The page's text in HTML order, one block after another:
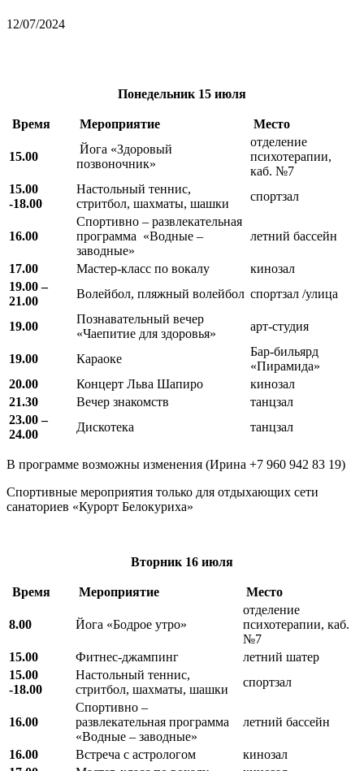
12/07/2024
Понедельник 15 июля
Время Мероприятие Место
15.00
Йога «Здоровый
позвоночник»
отделение
психотерапии,
каб. №7
15.00
-18.00
Настольный теннис,
стритбол, шахматы, шашки
спортзал
16.00
Спортивно – развлекательная
программа «Водные –
заводные»
летний бассейн
17.00 Мастер-класс по вокалу
кинозал
19.00 –
21.00
Волейбол, пляжный волейбол спортзал /улица
19.00
Познавательный вечер
«Чаепитие для здоровья»
арт-студия
19.00 Караоке
Бар-бильярд
«Пирамида»
20.00
Концерт Льва Шапиро
кинозал
21.30
Вечер знакомств
танцзал
23.00 –
24.00
Дискотека танцзал
В программе возможны изменения (Ирина +7 960 942 83 19)
Спортивные мероприятия только для отдыхающих сети
санаториев «Курорт Белокуриха»
Вторник 16 июля
Время Мероприятие Место
8.00 Йога «Бодрое утро»
отделение
психотерапии, каб.
№7
15.00
Фитнес-джампинг
летний шатер
15.00
-18.00
Настольный теннис,
стритбол, шахматы, шашки
спортзал
16.00
Спортивно –
развлекательная программа
«Водные – заводные»
летний бассейн
16.00 Встреча с астрологом
кинозал